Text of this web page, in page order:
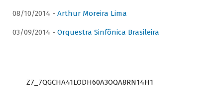
08/10/2014 - Arthur Moreira Lima
03/09/2014 - Orquestra Sinfônica Brasileira
Z7_7QGCHA41LODH60A3OQA8RN14H1